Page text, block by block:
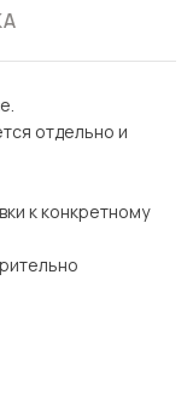
отдельно и
к конкретному